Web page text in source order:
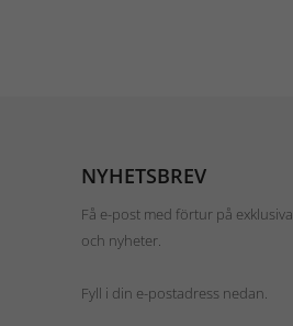
NYHETSBREV
Få e-post med förtur på
och nyheter.
Fyll i din e-postadress nedan.